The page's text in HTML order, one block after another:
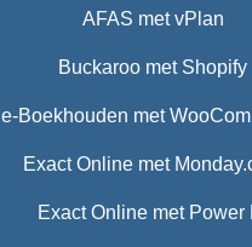
AFAS met vPlan
Buckaroo met Shopify
e-Boekhouden met
Exact Online met
Exact Online met Power